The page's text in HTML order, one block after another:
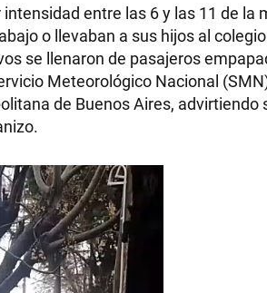
entre las 6 y las 11 de la
o llevaban a sus hijos al
se llenaron de pasajeros
Meteorológico Nacional
de Buenos Aires, advirtiendo